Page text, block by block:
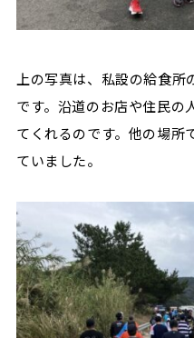
上の写真は、私設の給食所
です。沿道のお店や住民の
てくれるのです。他の場所
ていました。